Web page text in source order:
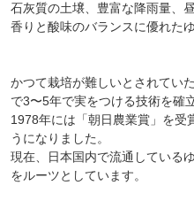
石灰質の土壌、豊富な降雨量、
香りと酸味のバランスに優れた
かつて栽培が難しいとされてい
で3〜5年で実をつける技術を確立
1978年には「朝日農業賞」を受
うになりました。
現在、日本国内で流通している
をルーツとしています。